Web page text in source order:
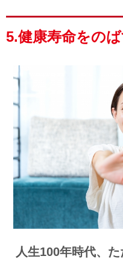
5.健康寿命をの
人生100年時代、